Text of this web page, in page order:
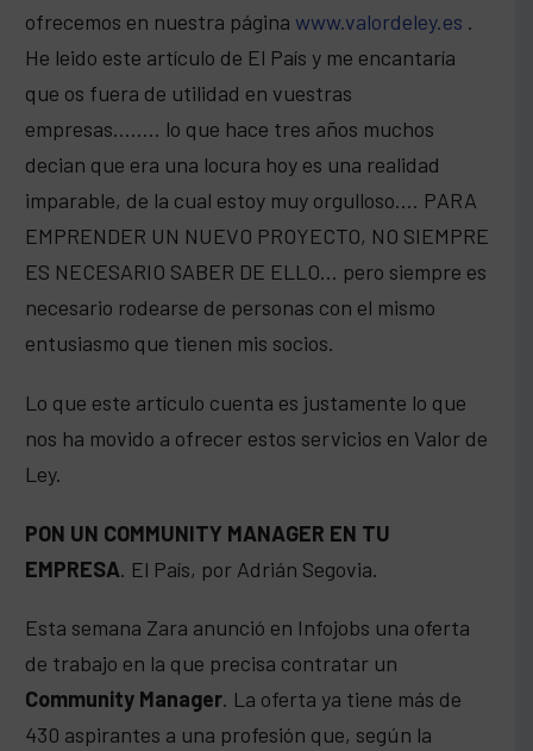
ofrecemos en nuestra página www.valordeley.es .
He leido este artículo de El País y me encantaría
que os fuera de utilidad en vuestras
empresas…….. lo que hace tres años muchos
decian que era una locura hoy es una realidad
imparable, de la cual estoy muy orgulloso…. PARA
EMPRENDER UN NUEVO PROYECTO, NO SIEMPRE
ES NECESARIO SABER DE ELLO… pero siempre es
necesario rodearse de personas con el mismo
entusiasmo que tienen mis socios.
Lo que este artículo cuenta es justamente lo que
nos ha movido a ofrecer estos servicios en Valor de
Ley.
PON UN COMMUNITY MANAGER EN TU
EMPRESA. El País, por Adrián Segovia.
Esta semana Zara anunció en Infojobs una oferta
de trabajo en la que precisa contratar un
Community Manager. La oferta ya tiene más de
430 aspirantes a una profesión que, según la